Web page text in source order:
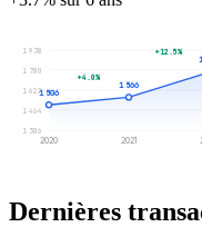
1 306
1 464
1 622
1 780
1 938
1 506
2020
1 566
2021
+4.0%
+12.5%
Dernières